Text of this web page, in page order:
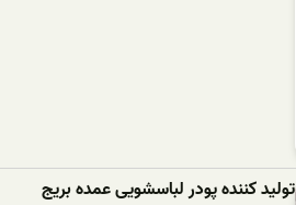
تولید کننده پودر لباسشویی عمده بریج